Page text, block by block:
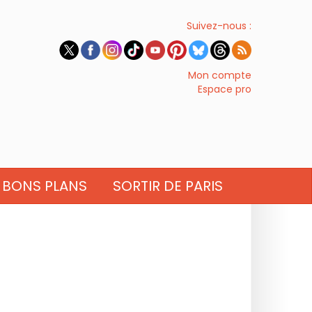
Suivez-nous :
Mon compte
Espace pro
BONS PLANS SORTIR DE PARIS